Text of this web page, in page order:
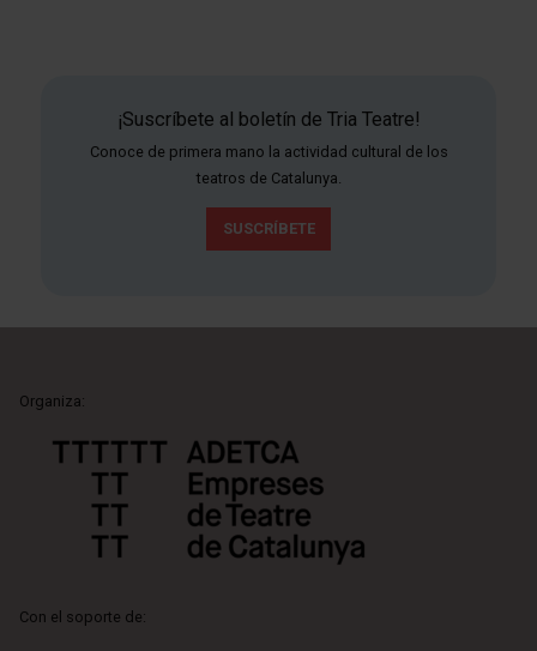
¡Suscríbete al boletín de Tria Teatre!
Conoce de primera mano la actividad cultural de los
teatros de Catalunya.
SUSCRÍBETE
Organiza:
Con el soporte de: